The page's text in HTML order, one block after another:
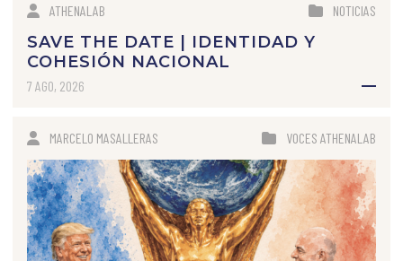
ATHENALAB NOTICIAS
SAVE THE DATE | IDENTIDAD Y
COHESIÓN NACIONAL
7 AGO, 2026
MARCELO MASALLERAS VOCES ATHENALAB